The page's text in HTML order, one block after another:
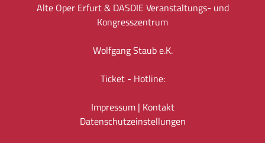
Alte Oper Erfurt & DASDIE Veranstaltungs- und
Kongresszentrum
Wolfgang Staub e.K.
Ticket - Hotline:
Impressum| Kontakt
Datenschutz­einstellungen